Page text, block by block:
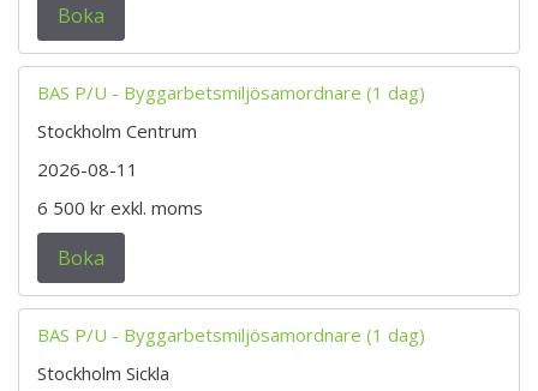
Boka
BAS P/U - Byggarbetsmiljösamordnare (1 dag)
Stockholm Centrum
2026-08-11
6 500 kr exkl. moms
Boka
BAS P/U - Byggarbetsmiljösamordnare (1 dag)
Stockholm Sickla